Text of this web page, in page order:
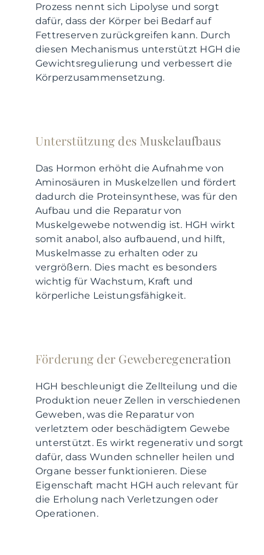
Prozess nennt sich Lipolyse und sorgt
dafür, dass der Körper bei Bedarf auf
Fettreserven zurückgreifen kann. Durch
diesen Mechanismus unterstützt HGH die
Gewichtsregulierung und verbessert die
Körperzusammensetzung.
Unterstützung des Muskelaufbaus
Das Hormon erhöht die Aufnahme von
Aminosäuren in Muskelzellen und fördert
dadurch die Proteinsynthese, was für den
Aufbau und die Reparatur von
Muskelgewebe notwendig ist. HGH wirkt
somit anabol, also aufbauend, und hilft,
Muskelmasse zu erhalten oder zu
vergrößern. Dies macht es besonders
wichtig für Wachstum, Kraft und
körperliche Leistungsfähigkeit.
Förderung der Geweberegeneration
HGH beschleunigt die Zellteilung und die
Produktion neuer Zellen in verschiedenen
Geweben, was die Reparatur von
verletztem oder beschädigtem Gewebe
unterstützt. Es wirkt regenerativ und sorgt
dafür, dass Wunden schneller heilen und
Organe besser funktionieren. Diese
Eigenschaft macht HGH auch relevant für
die Erholung nach Verletzungen oder
Operationen.